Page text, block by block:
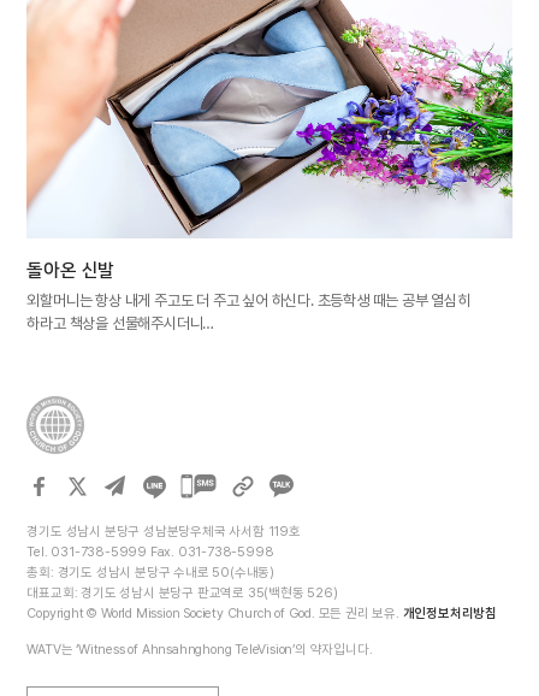
돌아온 신발
외할머니는 항상 내게 주고도 더 주고 싶어 하신다. 초등학생 때는 공부 열심히
하라고 책상을 선물해주시더니…
카카오톡
경기도 성남시 분당구 성남분당우체국 사서함 119호
Tel. 031-738-5999 Fax. 031-738-5998
총회: 경기도 성남시 분당구 수내로 50(수내동)
대표교회: 경기도 성남시 분당구 판교역로 35(백현동 526)
Copyright © World Mission Society Church of God. 모든 권리 보유. 개인정보처리방침
WATV는 ‘Witness of Ahnsahnghong TeleVision’의 약자입니다.